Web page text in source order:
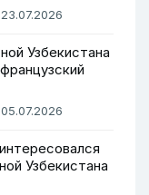
Узбекистана
Узбекистана